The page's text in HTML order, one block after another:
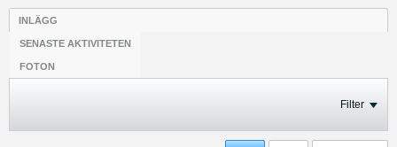
INLÄGG
SENASTE AKTIVITETEN
FOTON
Filter